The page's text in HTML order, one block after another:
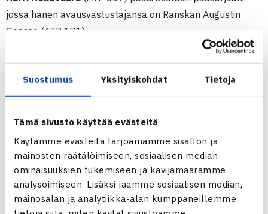
Suostumus Yksityiskohdat Tietoja
Tämä sivusto käyttää evästeitä
Käytämme evästeitä tarjoamamme sisällön ja
mainosten räätälöimiseen, sosiaalisen median
ominaisuuksien tukemiseen ja kävijämäärämme
analysoimiseen. Lisäksi jaamme sosiaalisen median,
mainosalan ja analytiikka-alan kumppaneillemme
jossa hänen avausvastustajansa on Ranskan Augustin
Gensse (ATP 171).
Nelinpelissä Heliövaaran ja Paukun ensimmäisen
kierroksen vastustajat ovat nelossijoitetut ranskalaiset
Pierre-Hugues Herbert/Nicolas Renavand.
Suomalaisten otteluita ei ole merkitty maanantaiksi.
42.500€+H ATP Challenger -turnaus
2.-10.7.2011 Scheveningen, Hollanti
Kaksinpelin karsinta
2.kierrosta: Juho Paukku (4.) – Marius Zay Saksa 63 63